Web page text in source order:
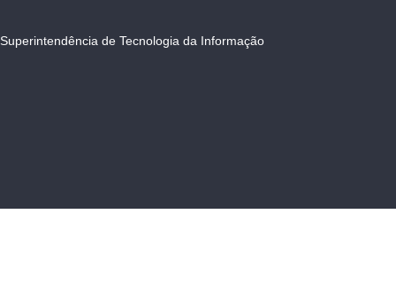
Superintendência de Tecnologia da Informação